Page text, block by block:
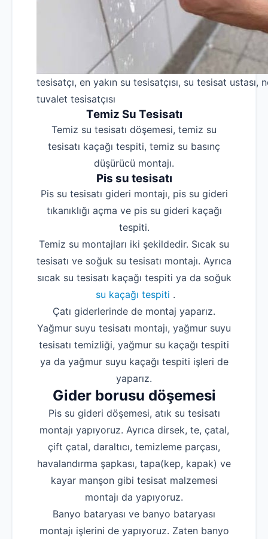
tesisatçı, en yakın su tesisatçısı, su tesisat
tuvalet tesisatçısı
Temiz Su Tesisatı
Temiz su tesisatı döşemesi, temiz su
tesisatı kaçağı tespiti, temiz su basınç
düşürücü montajı.
Pis su tesisatı
Pis su tesisatı gideri montajı, pis su gideri
tıkanıklığı açma ve pis su gideri kaçağı
tespiti.
Temiz su montajları iki şekildedir. Sıcak su
tesisatı ve soğuk su tesisatı montajı. Ayrıca
sıcak su tesisatı kaçağı tespiti ya da soğuk
su kaçağı tespiti .
Çatı giderlerinde de montaj yaparız.
Yağmur suyu tesisatı montajı, yağmur suyu
tesisatı temizliği, yağmur su kaçağı tespiti
ya da yağmur suyu kaçağı tespiti işleri de
yaparız.
Gider borusu döşemesi
Pis su gideri döşemesi, atık su tesisatı
montajı yapıyoruz. Ayrıca dirsek, te, çatal,
çift çatal, daraltıcı, temizleme parçası,
havalandırma şapkası, tapa(kep, kapak) ve
kayar manşon gibi tesisat malzemesi
montajı da yapıyoruz.
Banyo bataryası ve banyo bataryası
montajı işlerini de yapıyoruz. Zaten banyo